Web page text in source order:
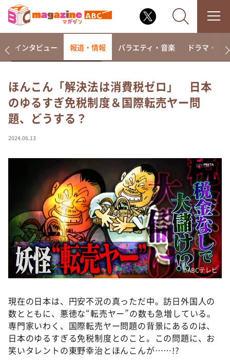
なるみ・岡村の過ぎるTV
相席食堂
これ余談なんですけど・・・
て真剣です
探偵！ナイトスクープ
news おかえり
河合＆A.B.C-Z塚田×福井アナ「なんでやねん！？」
（news おかえり）
DAIGOも台所 ～きょうの献立 何にする？～
本日はダイアンなり！シーズン２
朝だ！生です旅サラダ
ＬＩＦＥ～夢のカタチ～
新婚さんいらっしゃい！
ポツンと一軒家
ザキ山小屋本館
インタビュー 報道・情報 バラエティ・音楽 ドラマ・映画
ほんこん「解決法は消費税ゼロ」 日本
のゆるすぎ免税制度＆国際転売ヤー問
題、どうする？
2024.06.13
©️ABCテレビ
現在の日本は、円安不況の真っただ中。訪日外国人の
数とともに、悪徳な“転売ヤー”の数も急増している。
専門家いわく、国際転売ヤー問題の背景にあるのは、
日本のゆるすぎる免税制度とのこと。この問題に、お
笑いタレントの東野幸治とほんこんが……!?